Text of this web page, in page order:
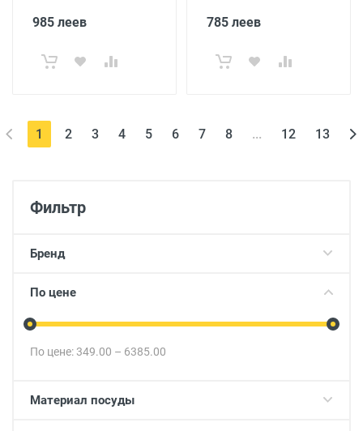
Фильтр
Бренд
По цене
По цене: 349.00 – 6385.00
Материал посуды
985 леев 785 леев
1 (current)
2 3 4 5 6 7 8 ... 12 13